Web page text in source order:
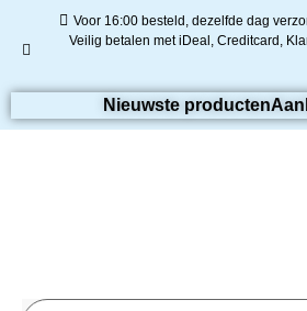
Voor 16:00 besteld, dezelfde dag
Veilig betalen met iDeal, Creditcard,
Nieuwste producten